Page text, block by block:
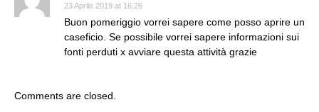
23 Aprile 2019 at 16:26
Buon pomeriggio vorrei sapere come posso aprire un
caseficio. Se possibile vorrei sapere informazioni sui
fonti perduti x avviare questa attività grazie
Comments are closed.